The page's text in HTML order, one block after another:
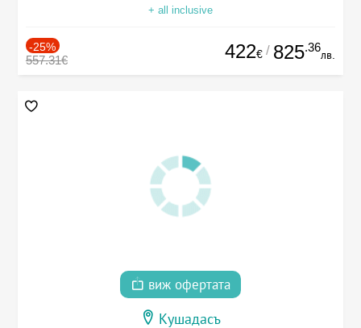
+ all inclusive
-25%
557.31€ 422€ / 825.36
лв.
виж офертата
Кушадасъ